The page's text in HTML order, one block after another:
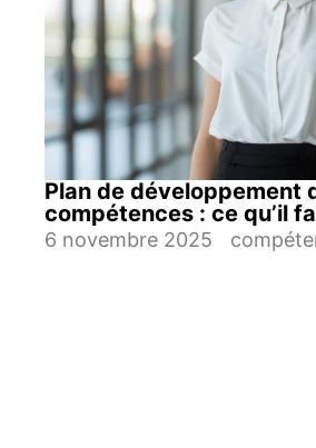
Plan de développement
compétences : ce qu’il
6 novembre 2025